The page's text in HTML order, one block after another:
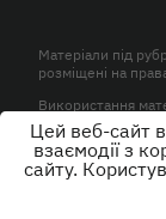
Матеріали під
розміщені на
Використання
активного
© ТОВ «ЮЛАВ
Цей веб-сайт
взаємодії з
сайту.